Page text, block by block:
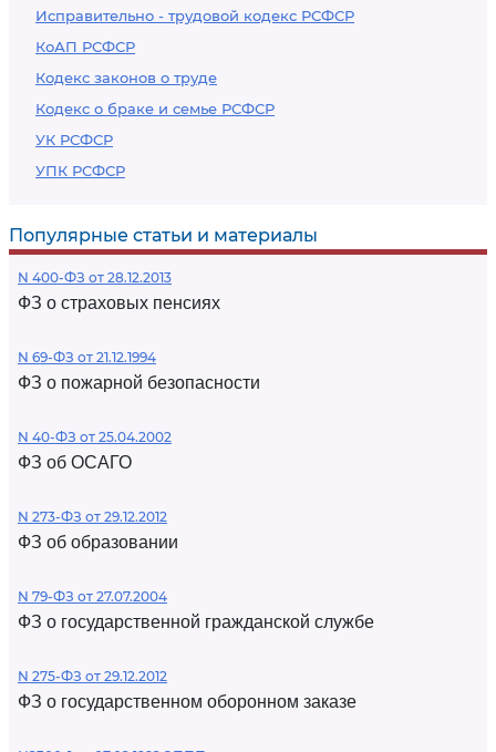
Исправительно - трудовой кодекс РСФСР
КоАП РСФСР
Кодекс законов о труде
Кодекс о браке и семье РСФСР
УК РСФСР
УПК РСФСР
Популярные статьи и материалы
N 400-ФЗ от 28.12.2013
ФЗ о страховых пенсиях
N 69-ФЗ от 21.12.1994
ФЗ о пожарной безопасности
N 40-ФЗ от 25.04.2002
ФЗ об ОСАГО
N 273-ФЗ от 29.12.2012
ФЗ об образовании
N 79-ФЗ от 27.07.2004
ФЗ о государственной гражданской службе
N 275-ФЗ от 29.12.2012
ФЗ о государственном оборонном заказе